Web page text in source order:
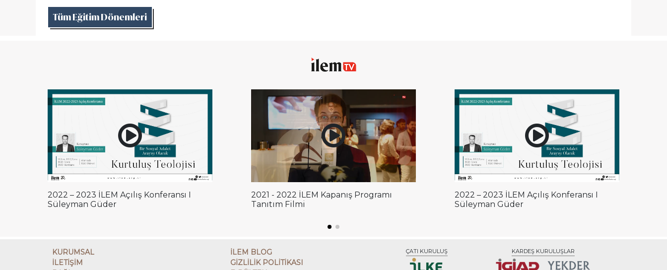
Tüm Eğitim Dönemleri
2022 – 2023 İLEM Açılış Konferansı I
Süleyman Güder
2021 - 2022 İLEM Kapanış Programı
Tanıtım Filmi
2022 – 2023 İLEM Açılış Konferansı I
Süleyman Güder
KURUMSAL
İLETİŞİM
İLEM BLOG
GİZLİLİK POLİTİKASI
ÇATI KURULUŞ KARDEŞ KURULUŞLAR